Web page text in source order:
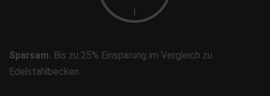
Sparsam. Bis zu 25% Einsparung im Vergleich zu
Edelstahlbecken.